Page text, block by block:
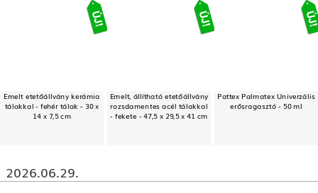
Emelt etetőállvány kerámia
tálakkal - fehér tálak - 30 x
14 x 7,5 cm
Emelt, állítható etetőállvány
rozsdamentes acél tálakkal
- fekete - 47,5 x 29,5 x 41 cm
Pattex Palmatex Univerzális
erősragasztó - 50 ml
2026.06.29.